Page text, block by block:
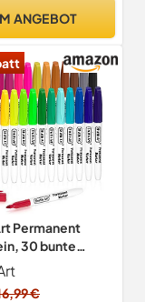
Marker,
ANGEBOT
Permanent
30 bunte
Marker,
€